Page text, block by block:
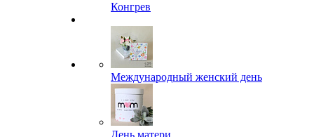
Конгрев
Международный женский день
День матери